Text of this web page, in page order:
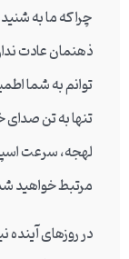
چرا که ما به
ذهنمان عادت
توانم به شما
تنها به تن صدای
لهجه، سرعت
مرتبط خواهید
در روزهای آینده